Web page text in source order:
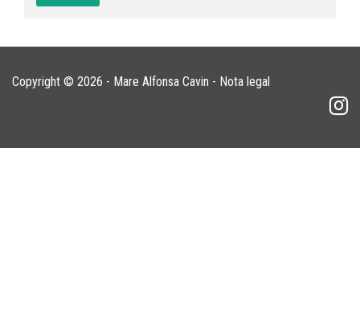
Copyright © 2026 - Mare Alfonsa Cavin - Nota legal